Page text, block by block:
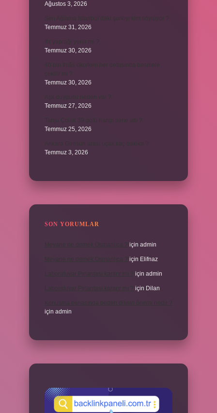
Ağustos 3, 2026
Sen Ağlama İstanbul’daki şarkıyı kim söylüyor ?
Temmuz 31, 2026
Itır yaprağı yenir mi ?
Temmuz 30, 2026
40 bin İhlâs okurken her defasında besmele
Temmuz 30, 2026
Temmuz 27, 2026
Temmuz 25, 2026
Temmuz 3, 2026
SON YORUMLAR
için admin
için Elifnaz
için admin
için Dilan
için admin